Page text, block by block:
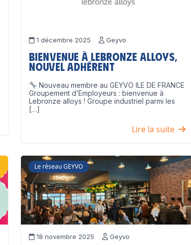
1 décembre 2025 Geyvo
Bienvenue à Lebronze Alloys,
nouvel adhérent
Nouveau membre au GEYVO ILE DE FRANCE
Groupement d’Employeurs : bienvenue à
Lebronze alloys ! Groupe industriel parmi les
[…]
Lire la suite
Le réseau GEYVO
18 novembre 2025 Geyvo